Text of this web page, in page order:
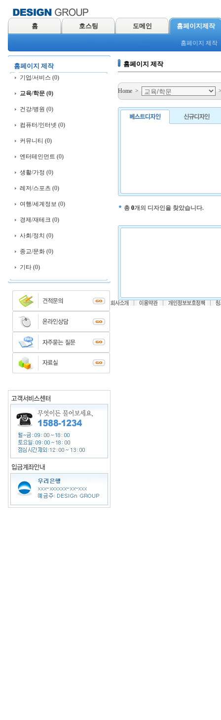
홈 호스팅 도메인 홈페이지제작
홈페이지 제작
홈페이지 제작
기업/서비스 (0)
교육/학문 (0)
건강/병원 (0)
컴퓨터/인터넷 (0)
커뮤니티 (0)
엔터테인먼트 (0)
생활/가정 (0)
레저/스포츠 (0)
여행/세계정보 (0)
경제/재테크 (0)
사회/정치 (0)
종교/문화 (0)
기타 (0)
홈페이지 제작
Home >
총 0개의 디자인을 찾았습니다.